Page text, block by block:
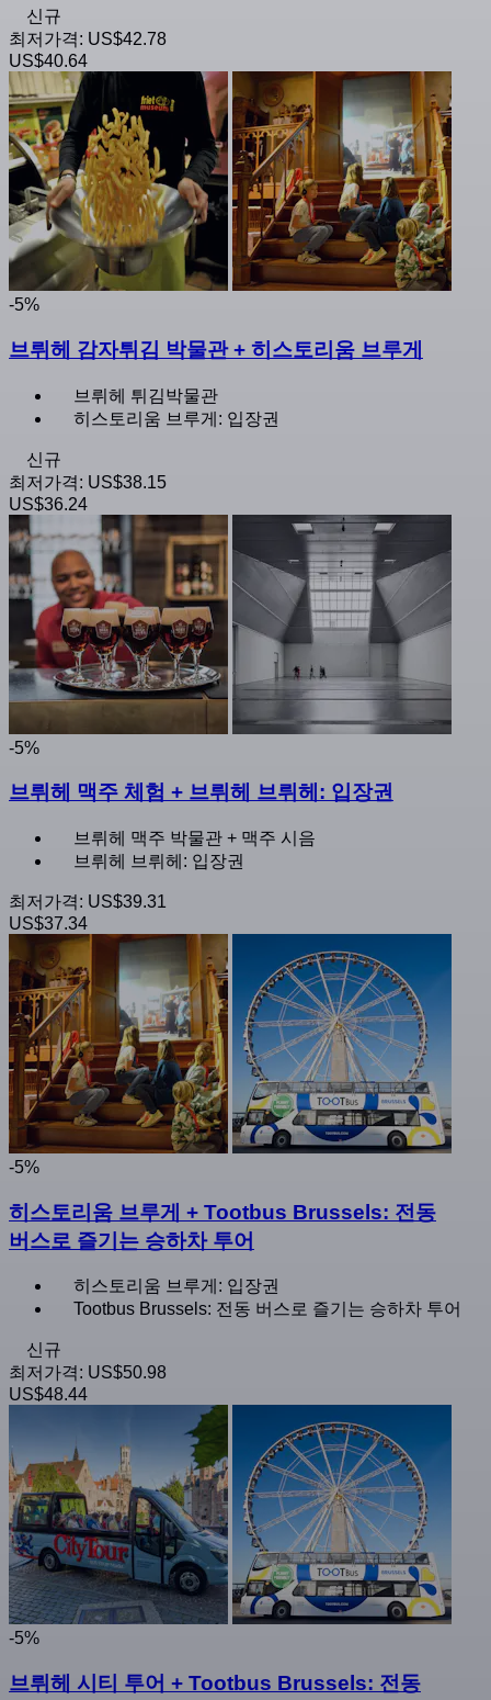
신규
최저가격: US$42.78
US$40.64
-5%
브뤼헤 감자튀김 박물관 + 히스토리움 브루게
브뤼헤 튀김박물관
히스토리움 브루게: 입장권
신규
최저가격: US$38.15
US$36.24
-5%
브뤼헤 맥주 체험 + 브뤼헤 브뤼헤: 입장권
브뤼헤 맥주 박물관 + 맥주 시음
브뤼헤 브뤼헤: 입장권
최저가격: US$39.31
US$37.34
-5%
히스토리움 브루게 + Tootbus Brussels: 전동
버스로 즐기는 승하차 투어
히스토리움 브루게: 입장권
Tootbus Brussels: 전동 버스로 즐기는 승하차 투어
신규
최저가격: US$50.98
US$48.44
-5%
브뤼헤 시티 투어 + Tootbus Brussels: 전동